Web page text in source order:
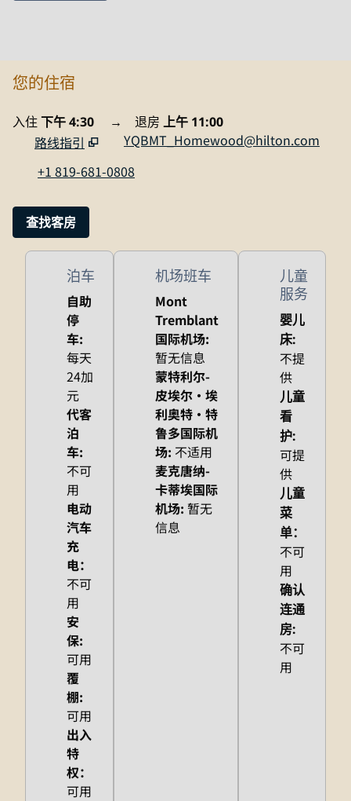
您的住宿
入住下午 4:30 → 退房 上午 11:00
路线指引
在新标签页中打开
YQBMT_Homewood@hilton.com
+1 819-681-0808
查找客房
泊车
自助
停
车:
每天
24加
元
代客
泊
车:
不可
用
电动
汽车
充
电：
不可
用
安
保:
可用
覆
棚:
可用
出入
特
权：
可用
机场班车
Mont
Tremblant
国际机场:
暂无信息
蒙特利尔-
皮埃尔·埃
利奥特·特
鲁多国际机
场: 不适用
麦克唐纳-
卡蒂埃国际
机场: 暂无
信息
儿童
服务
婴儿
床:
不提
供
儿童
看
护:
可提
供
儿童
菜
单：
不可
用
确认
连通
房:
不可
用